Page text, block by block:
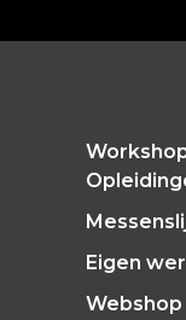
Eigen
Webshop